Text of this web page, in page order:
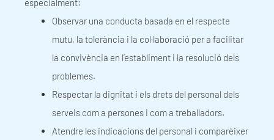
especialment:
Observar una conducta basada en el respecte
mutu, la tolerància i la col·laboració per a facilitar
la convivència en l’establiment i la resolució dels
problemes.
Respectar la dignitat i els drets del personal dels
serveis com a persones i com a treballadors.
Atendre les indicacions del personal i comparèixer